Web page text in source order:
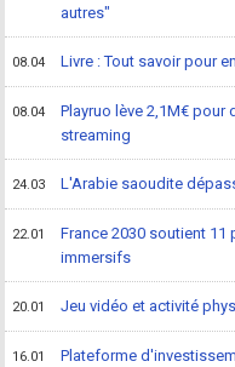
autres"
08.04 Livre : Tout savoir pour
08.04
Playruo lève 2,1M€ pour
streaming
24.03 L'Arabie saoudite
22.01
France 2030 soutient
immersifs
20.01 Jeu vidéo et activité
16.01 Plateforme